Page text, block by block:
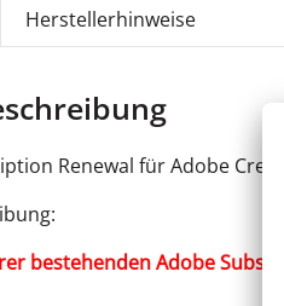
Herstellerhinweise
Renewal für Adobe
bestehenden Adobe